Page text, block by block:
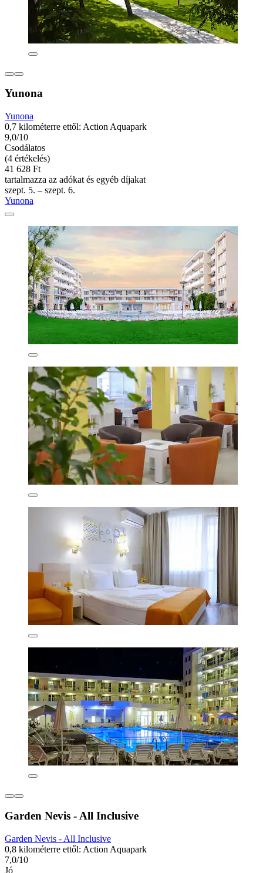
Yunona
Yunona
0,7 kilométerre ettől: Action Aquapark
9,0/10
Csodálatos
(4 értékelés)
41 628 Ft
tartalmazza az adókat és egyéb díjakat
szept. 5. – szept. 6.
Yunona
Garden Nevis - All Inclusive
Garden Nevis - All Inclusive
0,8 kilométerre ettől: Action Aquapark
7,0/10
Jó